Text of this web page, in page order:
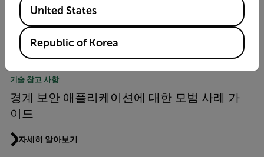
FLIR Nexus의 유형의 이점
자세히 알아보기
기술 참고 사항
경계 보안 애플리케이션에 대한 모범 사례 가
이드
자세히 알아보기
United States
Republic of Korea